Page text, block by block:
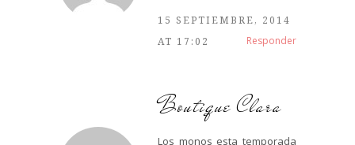
15 SEPTIEMBRE, 2014
AT 17:02
Responder
Boutique Clara
Los monos esta temporada